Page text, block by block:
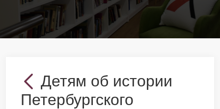
Детям об истории
Петербургского